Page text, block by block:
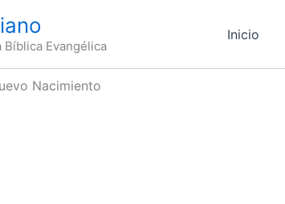
Bíblica Evangélica
Inicio
Nacimiento